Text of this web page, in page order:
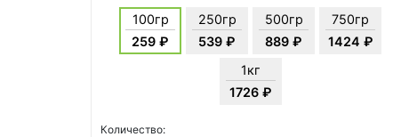
100гр
259 ₽
250гр
539 ₽
500гр
889 ₽
750гр
1424 ₽
1кг
1726 ₽
Количество: